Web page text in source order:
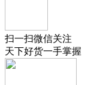
扫一扫微信关注
天下好货一手掌握